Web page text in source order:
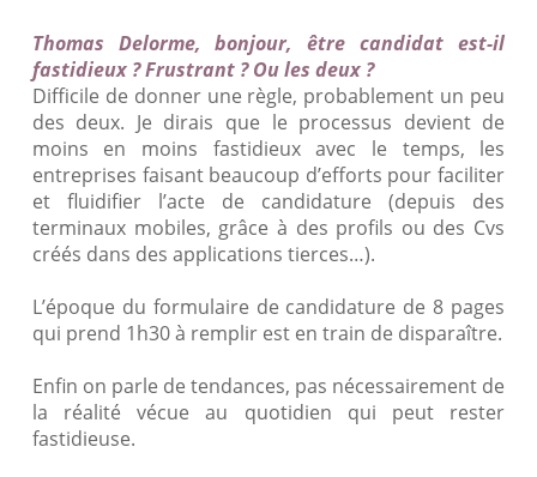
Thomas Delorme, bonjour, être candidat est-il
fastidieux ? Frustrant ? Ou les deux ?
Difficile de donner une règle, probablement un peu
des deux. Je dirais que le processus devient de
moins en moins fastidieux avec le temps, les
entreprises faisant beaucoup d’efforts pour faciliter
et fluidifier l’acte de candidature (depuis des
terminaux mobiles, grâce à des profils ou des Cvs
créés dans des applications tierces…).
L’époque du formulaire de candidature de 8 pages
qui prend 1h30 à remplir est en train de disparaître.
Enfin on parle de tendances, pas nécessairement de
la réalité vécue au quotidien qui peut rester
fastidieuse.